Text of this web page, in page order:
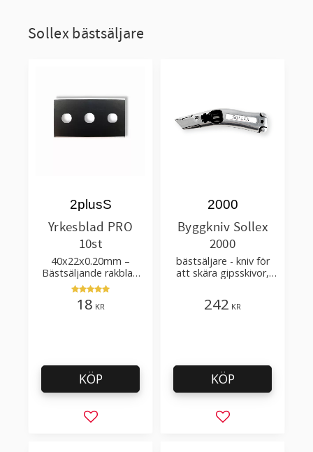
Sollex bästsäljare
Yrkesblad PRO
10st
40x22x0.20mm –
Bästsäljande rakblad
för att skära tapet, tyg,
filt, hobby bruk
2plusS
18 KR
Lägg till i favoriter
KÖP
Byggkniv Sollex
2000
bästsäljare - kniv för
att skära gipsskivor,
2000
242 KR
Lägg till i
KÖP